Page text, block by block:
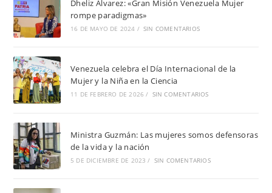
Dheliz Álvarez: «Gran Misión Venezuela Mujer
rompe paradigmas»
16 DE MAYO DE 2024 / SIN COMENTARIOS
Venezuela celebra el Día Internacional de la
Mujer y la Niña en la Ciencia
11 DE FEBRERO DE 2026 / SIN COMENTARIOS
Ministra Guzmán: Las mujeres somos defensoras
de la vida y la nación
5 DE DICIEMBRE DE 2023 / SIN COMENTARIOS